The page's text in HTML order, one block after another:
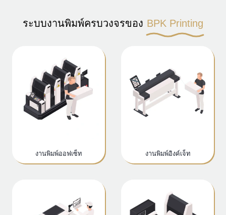
ระบบงานพิมพ์ครบวงจรของ BPK Printing
งานพิมพ์ออฟเซ็ท งานพิมพ์อิงค์เจ็ท